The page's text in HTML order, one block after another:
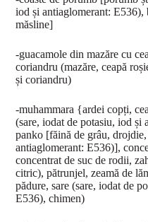
iod și antiaglomerant: E536),
măsline]
-guacamole din mazăre cu
coriandru (mazăre, ceapă
și coriandru)
-muhammara {ardei copți,
(sare, iodat de potasiu, iod și
panko [făină de grâu,
antiaglomerant: E536)],
concentrat de suc de rodii,
citric), pătrunjel, zeamă de
pădure, sare (sare, iodat de
E536), chimen)